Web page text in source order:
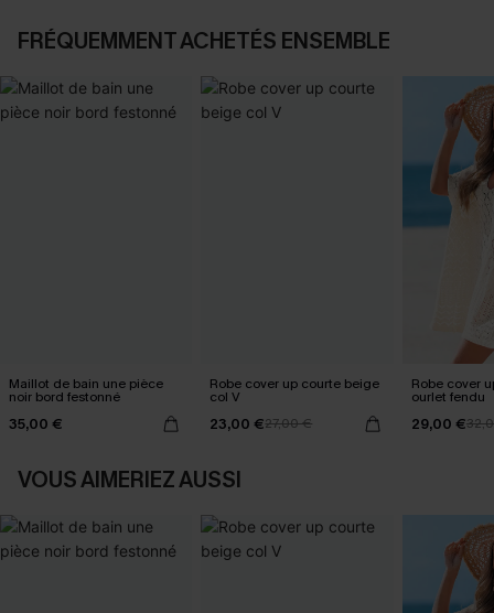
FRÉQUEMMENT ACHETÉS ENSEMBLE
Maillot de bain une pièce
noir bord festonné
35,00 €
Robe cover up courte beige
col V
23,00 €27,00 €
Robe cover
ourlet fendu
29,00 €
VOUS AIMERIEZ AUSSI